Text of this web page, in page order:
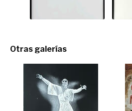
Otras galerías